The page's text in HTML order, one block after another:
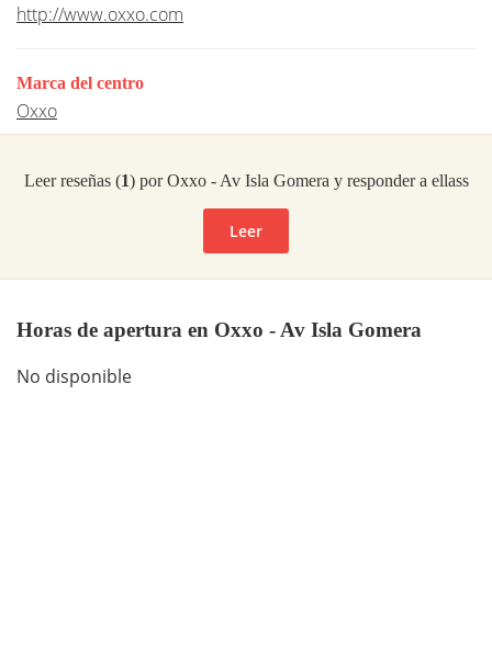
http://www.oxxo.com
Marca del centro
Oxxo
Leer reseñas (1) por Oxxo - Av Isla Gomera y responder a ellass
Leer
Horas de apertura en Oxxo - Av Isla Gomera
No disponible